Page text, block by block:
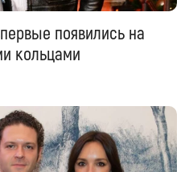
появились на
кольцами